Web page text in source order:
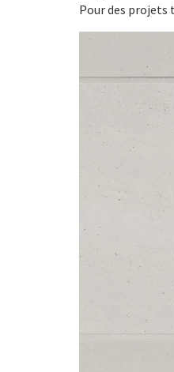
Pour des projets